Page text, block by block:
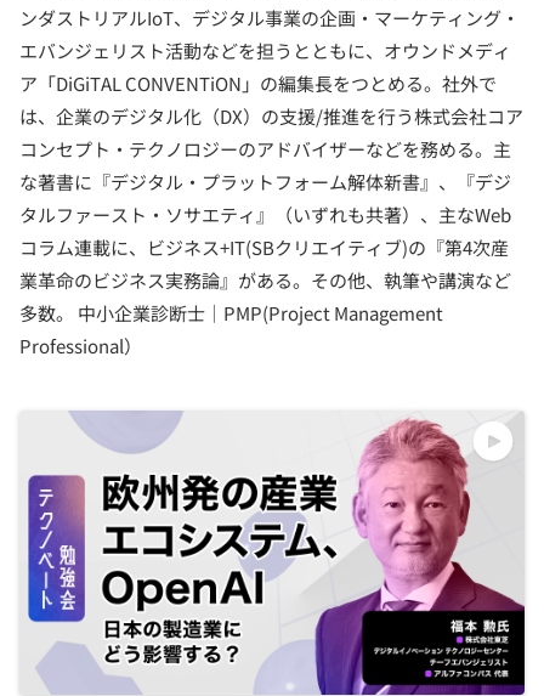
ンダストリアルIoT、デジタル事業の企画・マーケティング・
エバンジェリスト活動などを担うとともに、オウンドメディ
ア「DiGiTAL CONVENTiON」の編集長をつとめる。社外で
は、企業のデジタル化（DX）の支援/推進を行う株式会社コア
コンセプト・テクノロジーのアドバイザーなどを務める。主
な著書に『デジタル・プラットフォーム解体新書』、『デジ
タルファースト・ソサエティ』（いずれも共著）、主なWeb
コラム連載に、ビジネス+IT(SBクリエイティブ)の『第4次産
業革命のビジネス実務論』がある。その他、執筆や講演など
多数。 中小企業診断士｜PMP(Project Management
Professional）